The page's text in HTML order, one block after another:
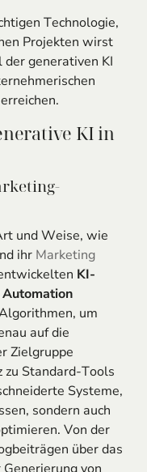
Technologie,
Projekten wirst
der generativen KI
KI in
und Weise, wie
ihr Marketing
KI-
um
auf die
Zielgruppe
zu Standard-Tools
Systeme,
sondern auch
Von der
über das